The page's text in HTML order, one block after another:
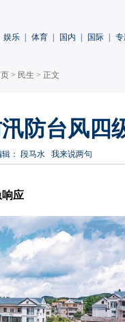
娱乐 体育 国内 国际 专
> 民生 > 正文
防台风四
辑： 段马水 我来说两句
响应